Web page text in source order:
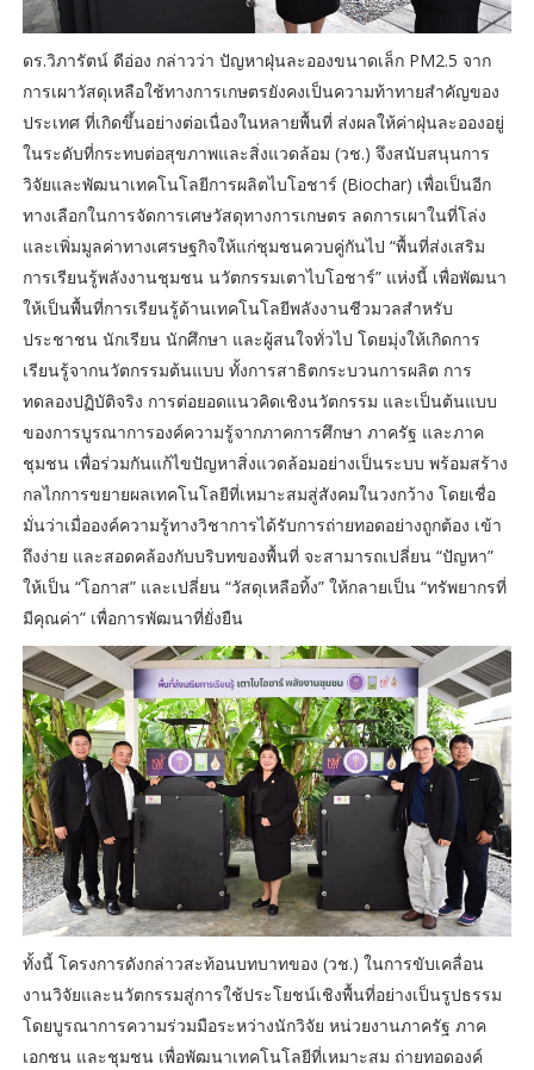
ดร.วิภารัตน์ ดีอ่อง กล่าวว่า ปัญหาฝุ่นละอองขนาดเล็ก PM2.5 จาก
การเผาวัสดุเหลือใช้ทางการเกษตรยังคงเป็นความท้าทายสำคัญของ
ประเทศ ที่เกิดขึ้นอย่างต่อเนื่องในหลายพื้นที่ ส่งผลให้ค่าฝุ่นละอองอยู่
ในระดับที่กระทบต่อสุขภาพและสิ่งแวดล้อม (วช.) จึงสนับสนุนการ
วิจัยและพัฒนาเทคโนโลยีการผลิตไบโอชาร์ (Biochar) เพื่อเป็นอีก
ทางเลือกในการจัดการเศษวัสดุทางการเกษตร ลดการเผาในที่โล่ง
และเพิ่มมูลค่าทางเศรษฐกิจให้แก่ชุมชนควบคู่กันไป “พื้นที่ส่งเสริม
การเรียนรู้พลังงานชุมชน นวัตกรรมเตาไบโอชาร์” แห่งนี้ เพื่อพัฒนา
ให้เป็นพื้นที่การเรียนรู้ด้านเทคโนโลยีพลังงานชีวมวลสำหรับ
ประชาชน นักเรียน นักศึกษา และผู้สนใจทั่วไป โดยมุ่งให้เกิดการ
เรียนรู้จากนวัตกรรมต้นแบบ ทั้งการสาธิตกระบวนการผลิต การ
ทดลองปฏิบัติจริง การต่อยอดแนวคิดเชิงนวัตกรรม และเป็นต้นแบบ
ของการบูรณาการองค์ความรู้จากภาคการศึกษา ภาครัฐ และภาค
ชุมชน เพื่อร่วมกันแก้ไขปัญหาสิ่งแวดล้อมอย่างเป็นระบบ พร้อมสร้าง
กลไกการขยายผลเทคโนโลยีที่เหมาะสมสู่สังคมในวงกว้าง โดยเชื่อ
มั่นว่าเมื่อองค์ความรู้ทางวิชาการได้รับการถ่ายทอดอย่างถูกต้อง เข้า
ถึงง่าย และสอดคล้องกับบริบทของพื้นที่ จะสามารถเปลี่ยน “ปัญหา”
ให้เป็น “โอกาส” และเปลี่ยน “วัสดุเหลือทิ้ง” ให้กลายเป็น “ทรัพยากรที่
มีคุณค่า” เพื่อการพัฒนาที่ยั่งยืน
ทั้งนี้ โครงการดังกล่าวสะท้อนบทบาทของ (วช.) ในการขับเคลื่อน
งานวิจัยและนวัตกรรมสู่การใช้ประโยชน์เชิงพื้นที่อย่างเป็นรูปธรรม
โดยบูรณาการความร่วมมือระหว่างนักวิจัย หน่วยงานภาครัฐ ภาค
เอกชน และชุมชน เพื่อพัฒนาเทคโนโลยีที่เหมาะสม ถ่ายทอดองค์